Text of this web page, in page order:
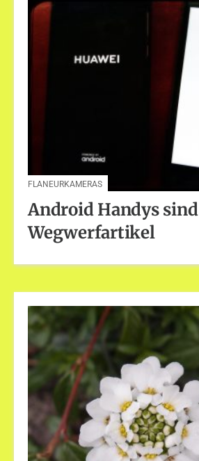
FLANEURKAMERAS
Android Handys sind
Wegwerfartikel